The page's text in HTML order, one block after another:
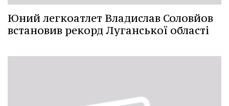
Юний легкоатлет Владислав Соловйов
встановив рекорд Луганської області